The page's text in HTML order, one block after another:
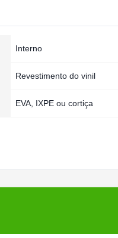
Interno
Revestimento do vinil
EVA, IXPE ou cortiça